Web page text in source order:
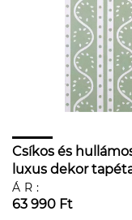
Csíkos és
luxus dekor
ÁR:
63 990 Ft